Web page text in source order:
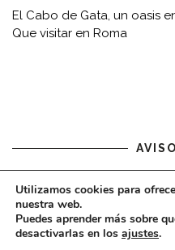
El Cabo de Gata, un oasis
Que visitar en Roma
Aviso legal
Utilizamos cookies para
nuestra web.
Puedes aprender más sobre
desactivarlas en los ajustes.